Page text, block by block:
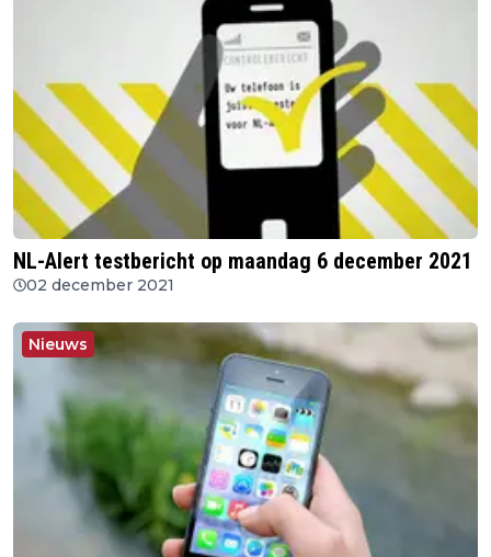
NL-Alert testbericht op maandag 6 december 2021
02 december 2021
Nieuws